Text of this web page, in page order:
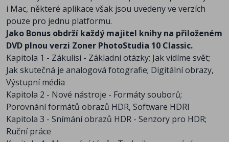
i Mac, některé aplikace však jsou uvedeny ve verzích
pouze pro jednu platformu.
Jako Bonus obdrží každý majitel knihy na přiloženém
DVD plnou verzi Zoner PhotoStudia 10 Classic.
Kapitola 1 - Zákulisí - Základní otázky; Jak vidíme svět;
Jak skutečná je analogová fotografie; Digitální obrazy,
Výstupní média
Kapitola 2 - Nové nástroje - Formáty souborů;
Porovnání formátů obrazů HDR, Software HDRI
Kapitola 3 - Snímání obrazů HDR - Senzory pro HDR;
Ruční práce